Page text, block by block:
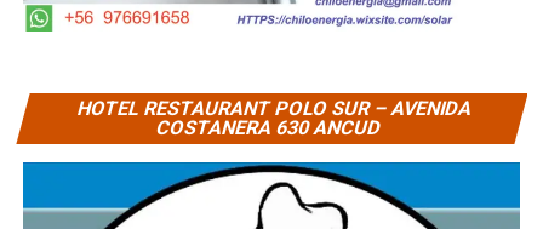
HOTEL RESTAURANT POLO SUR – AVENIDA
COSTANERA 630 ANCUD